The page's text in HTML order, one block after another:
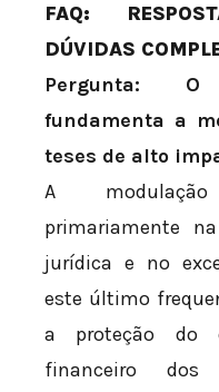
FAQ:
DÚVIDAS
Pergunta: O
fundamenta a
teses de alto
A
primariamente
jurídica e no
este último
a proteção do
financeiro